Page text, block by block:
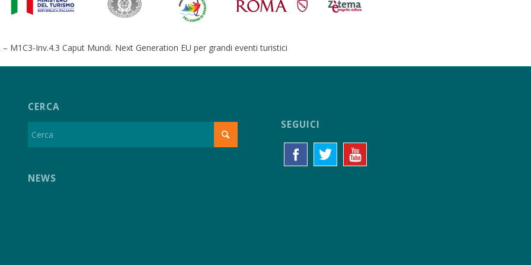
– M1C3-Inv.4.3 Caput Mundi. Next Generation EU per grandi eventi turistici
CERCA
NEWS
SEGUICI